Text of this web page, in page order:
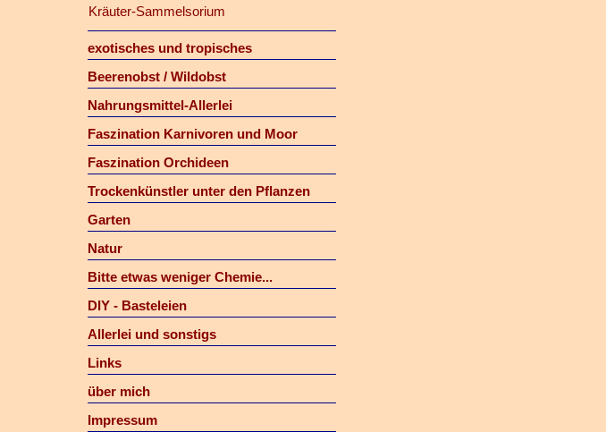
Kräuter-Sammelsorium
exotisches und tropisches
Beerenobst / Wildobst
Nahrungsmittel-Allerlei
Faszination Karnivoren und Moor
Faszination Orchideen
Trockenkünstler unter den Pflanzen
Garten
Natur
Bitte etwas weniger Chemie...
DIY - Basteleien
Allerlei und sonstigs
Links
über mich
Impressum